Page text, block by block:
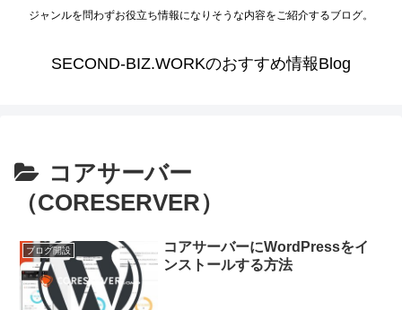
ジャンルを問わずお役立ち情報になりそうな内容をご紹介するブログ。
SECOND-BIZ.WORKのおすすめ情報Blog
コアサーバー
（CORESERVER）
ブログ開設
コアサーバーにWordPressをイ
ンストールする方法